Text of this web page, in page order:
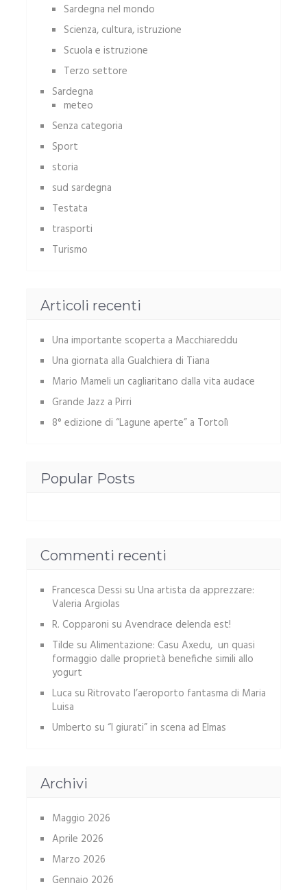
Sardegna nel mondo
Scienza, cultura, istruzione
Scuola e istruzione
Terzo settore
Sardegna
meteo
Senza categoria
Sport
storia
sud sardegna
Testata
trasporti
Turismo
Articoli recenti
Una importante scoperta a Macchiareddu
Una giornata alla Gualchiera di Tiana
Mario Mameli un cagliaritano dalla vita audace
Grande Jazz a Pirri
8° edizione di “Lagune aperte” a Tortolì
Popular Posts
Commenti recenti
Francesca Dessi su Una artista da apprezzare:
Valeria Argiolas
R. Copparoni su Avendrace delenda est!
Tilde su Alimentazione: Casu Axedu, un quasi
formaggio dalle proprietà benefiche simili allo
yogurt
Luca su Ritrovato l’aeroporto fantasma di Maria
Luisa
Umberto su “I giurati” in scena ad Elmas
Archivi
Maggio 2026
Aprile 2026
Marzo 2026
Gennaio 2026